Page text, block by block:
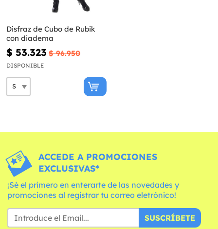
Disfraz de Cubo de Rubik
con diadema
$ 53.323 $ 96.950
DISPONIBLE
ACCEDE A PROMOCIONES
EXCLUSIVAS*
¡Sé el primero en enterarte de las novedades y
promociones al registrar tu correo eletrónico!
SUSCRÍBETE